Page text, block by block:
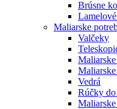
Brúsne
Maliarske
Valčeky
Vedrá
Rúčky